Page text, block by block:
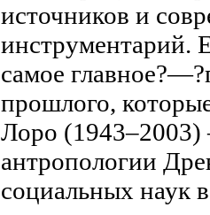
источников и
инструментарий.
самое
прошлого,
Лоро (1943–2003)
антропологии
социальных наук